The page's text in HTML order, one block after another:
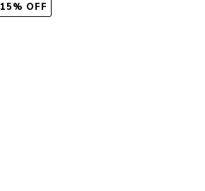
15% OFF